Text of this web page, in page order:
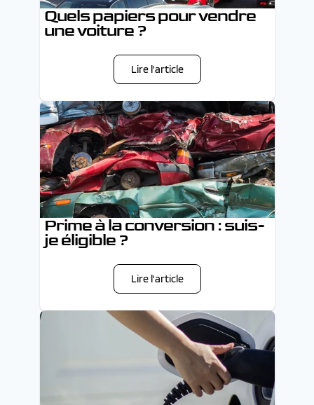
Quels papiers pour vendre
une voiture ?
Lire l'article
Prime à la conversion : suis-
je éligible ?
Lire l'article